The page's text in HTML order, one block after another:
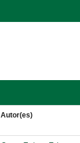
Autor(es)